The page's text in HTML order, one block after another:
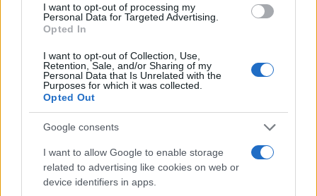
I want to opt-out of processing my
Personal Data for Targeted Advertising.
Opted In
I want to opt-out of Collection, Use,
Retention, Sale, and/or Sharing of my
Personal Data that Is Unrelated with the
Purposes for which it was collected.
Opted Out
Google consents
I want to allow Google to enable storage
related to advertising like cookies on web or
device identifiers in apps.
μόλις 13 άτομα αναφέρει ότι η υπηρεσία δεν θα
επηρεαστεί από την εξαγορά. Αντιθέτως, θα υπάρξει
εξέλιξη και ανάπτυξη του Instagram με την συνεχή
προσθήκη νέων χαρακτηριστικών.
Ο Mark Zuckerberg, CEO της Facebook, δήλωσε ότι η
εταιρεία του θα εκμεταλλευτεί τα προτερήματα του
Instagram με σκοπό να προσφέρει την καλύτερη
εμπειρία για τον διαμοιρασμό όμορφων φωτογραφιών
με άλλους ανθρώπους χωρίς, όμως, να